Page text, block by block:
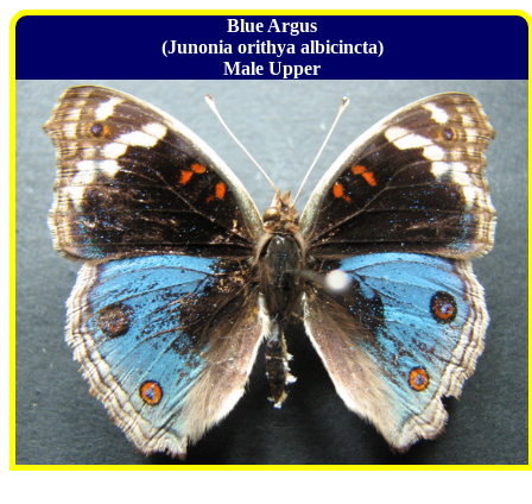
Blue Argus
(Junonia orithya albicincta)
Male Upper